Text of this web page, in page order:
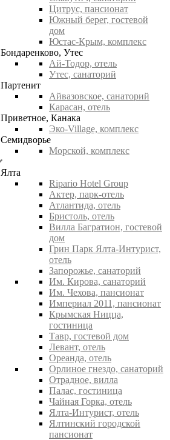
Цитрус, пансионат
Южный берег, гостевой
дом
Юстас-Крым, комплекс
Бондаренково, Утес
Ай-Тодор, отель
Утес, санаторий
Партенит
Айвазовское, санаторий
Карасан, отель
Приветное, Канака
Эко-Village, комплекс
Семидворье
Морской, комплекс
Ялта
Ripario Hotel Group
Актер, парк-отель
Атлантида, отель
Бристоль, отель
Вилла Багратион, гостевой
дом
Грин Парк Ялта-Интурист,
отель
Запорожье, санаторий
Им. Кирова, санаторий
Им. Чехова, пансионат
Империал 2011, пансионат
Крымская Ницца,
гостиница
Тавр, гостевой дом
Левант, отель
Ореанда, отель
Орлиное гнездо, санаторий
Отрадное, вилла
Палас, гостиница
Чайная Горка, отель
Ялта-Интурист, отель
Ялтинский городской
пансионат